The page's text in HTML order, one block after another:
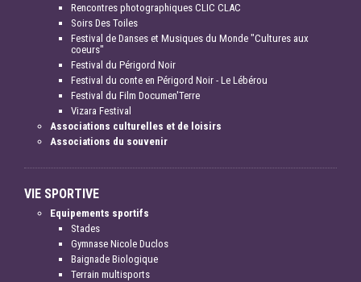
Rencontres photographiques CLIC CLAC
Soirs Des Toiles
Festival de Danses et Musiques du Monde "Cultures aux
coeurs"
Festival du Périgord Noir
Festival du conte en Périgord Noir - Le Lébérou
Festival du Film Documen'Terre
Vizara Festival
Associations culturelles et de loisirs
Associations du souvenir
VIE SPORTIVE
Equipements sportifs
Stades
Gymnase Nicole Duclos
Baignade Biologique
Terrain multisports